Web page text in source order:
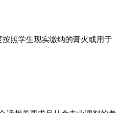
照学生现实缴纳的膏火或用于